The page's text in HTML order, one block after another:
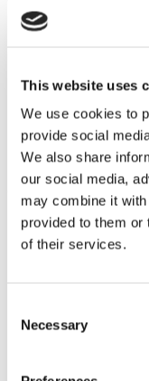
This website uses
We use cookies to
provide social
We also share
our social media,
may combine it
provided to them or
of their services.
Selection
Necessary
Itchi Fleischer
Esther Forse Villa
Friedrich Thieme
Asana Fujikawa
Paul Fägerskiöld
Wieland Förster
Meschac Gaba
Ellen Gallagher
Isa Genzken
Fabian Ginsberg